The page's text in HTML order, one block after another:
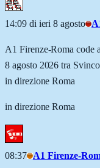
14:09 di ieri 8 agosto
A1 Firenze-Roma code
8 agosto 2026 tra
in direzione Roma
in direzione Roma
08:37 A1 Firenze-